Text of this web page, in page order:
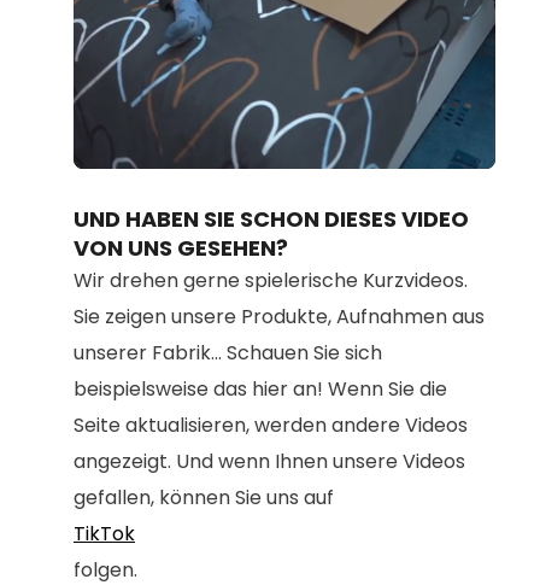
Unmute Loaded
80.67%
UND HABEN SIE SCHON DIESES VIDEO
VON UNS GESEHEN?
Wir drehen gerne spielerische Kurzvideos.
Sie zeigen unsere Produkte, Aufnahmen aus
unserer Fabrik... Schauen Sie sich
beispielsweise das hier an! Wenn Sie die
Seite aktualisieren, werden andere Videos
angezeigt. Und wenn Ihnen unsere Videos
gefallen, können Sie uns auf
TikTok
folgen.